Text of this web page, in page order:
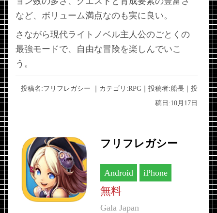
など、ボリューム満点なのも実に良い。
さながら現代ライトノベル主人公のごとくの
最強モードで、自由な冒険を楽しんでいこ
う。
投稿名:フリフレガシー ｜カテゴリ:RPG｜投稿者:船長｜投
稿日:10月17日
フリフレガシー
Android iPhone
無料
Gala Japan